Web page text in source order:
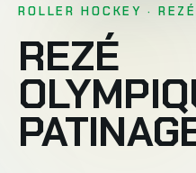
ROLLER HOCKEY ·
REZÉ